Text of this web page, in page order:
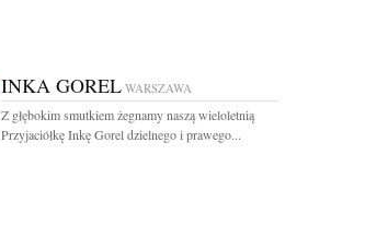
INKA GOREL WARSZAWA
Z głębokim smutkiem żegnamy naszą wieloletnią
Przyjaciółkę Inkę Gorel dzielnego i prawego...